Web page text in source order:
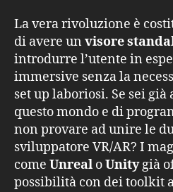
La vera rivoluzione è
di avere un visore
introdurre l’utente in
immersive senza la
set up laboriosi. Se sei già
questo mondo e di
non provare ad unire le
sviluppatore VR/AR? I
come Unreal oUnitygià
possibilità con dei toolkit